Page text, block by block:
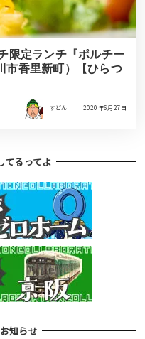
限定ランチ『ポルチー
市香里新町）【ひらつ
すどん 2020年6月27日
てるってよ
知らせ